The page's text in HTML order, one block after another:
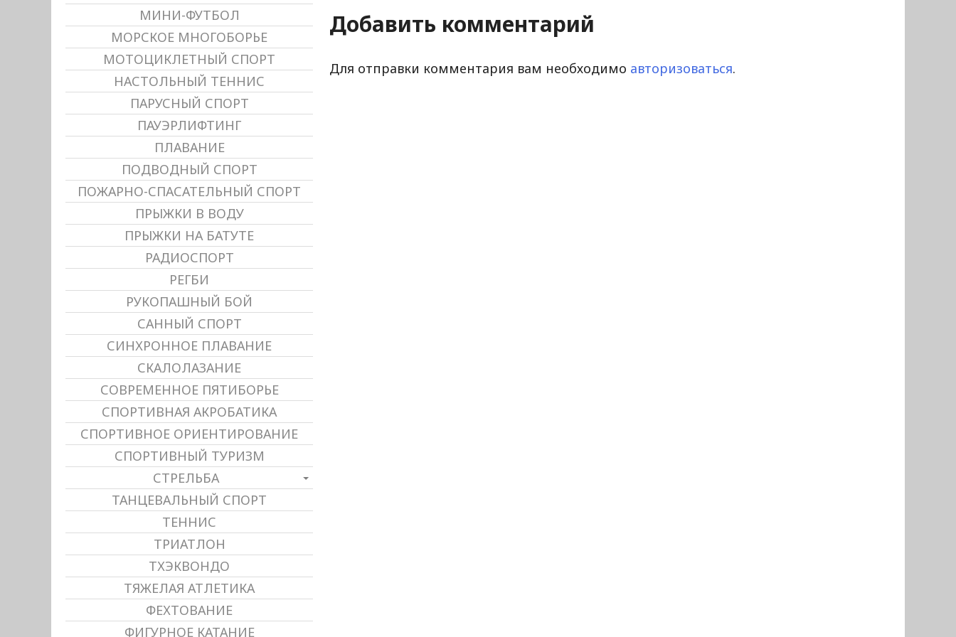
Добавить комментарий
Для отправки комментария вам необходимо авторизоваться.
МИНИ-ФУТБОЛ
МОРСКОЕ МНОГОБОРЬЕ
МОТОЦИКЛЕТНЫЙ СПОРТ
НАСТОЛЬНЫЙ ТЕННИС
ПАРУСНЫЙ СПОРТ
ПАУЭРЛИФТИНГ
ПЛАВАНИЕ
ПОДВОДНЫЙ СПОРТ
ПОЖАРНО-СПАСАТЕЛЬНЫЙ СПОРТ
ПРЫЖКИ В ВОДУ
ПРЫЖКИ НА БАТУТЕ
РАДИОСПОРТ
РЕГБИ
РУКОПАШНЫЙ БОЙ
САННЫЙ СПОРТ
СИНХРОННОЕ ПЛАВАНИЕ
СКАЛОЛАЗАНИЕ
СОВРЕМЕННОЕ ПЯТИБОРЬЕ
СПОРТИВНАЯ АКРОБАТИКА
СПОРТИВНОЕ ОРИЕНТИРОВАНИЕ
СПОРТИВНЫЙ ТУРИЗМ
СТРЕЛЬБА
ТАНЦЕВАЛЬНЫЙ СПОРТ
ТЕННИС
ТРИАТЛОН
ТХЭКВОНДО
ТЯЖЕЛАЯ АТЛЕТИКА
ФЕХТОВАНИЕ
ФИГУРНОЕ КАТАНИЕ